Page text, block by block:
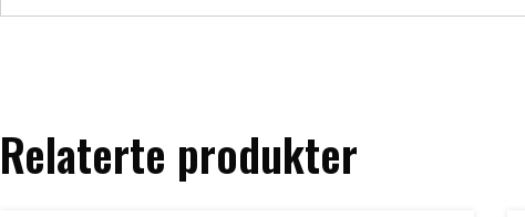
Relaterte produkter